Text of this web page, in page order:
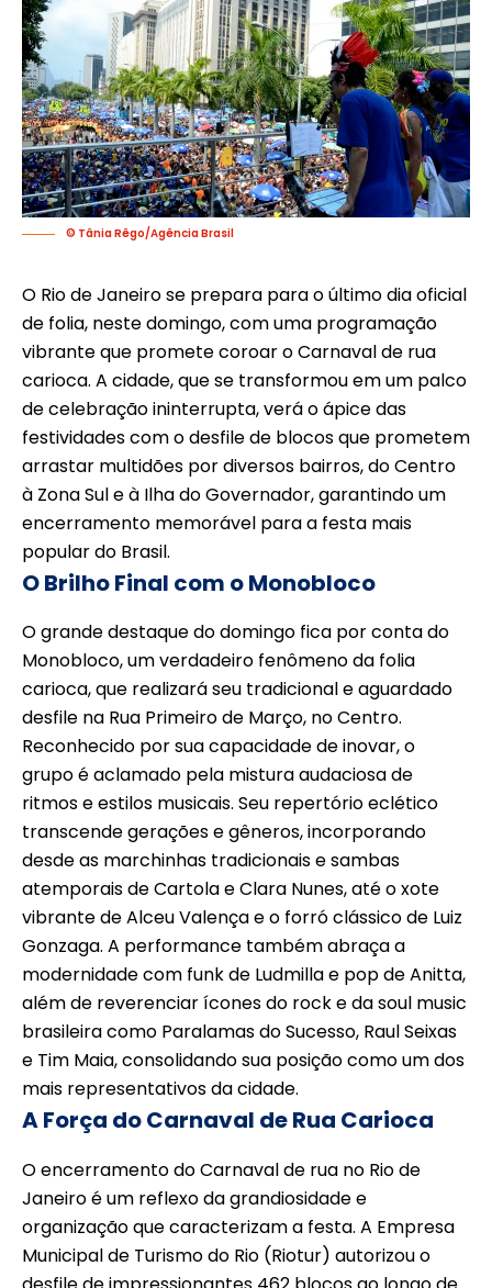
© Tânia Rêgo/Agência Brasil
O Rio de Janeiro se prepara para o último dia oficial
de folia, neste domingo, com uma programação
vibrante que promete coroar o Carnaval de rua
carioca. A cidade, que se transformou em um palco
de celebração ininterrupta, verá o ápice das
festividades com o desfile de blocos que prometem
arrastar multidões por diversos bairros, do Centro
à Zona Sul e à Ilha do Governador, garantindo um
encerramento memorável para a festa mais
popular do Brasil.
O Brilho Final com o Monobloco
O grande destaque do domingo fica por conta do
Monobloco, um verdadeiro fenômeno da folia
carioca, que realizará seu tradicional e aguardado
desfile na Rua Primeiro de Março, no Centro.
Reconhecido por sua capacidade de inovar, o
grupo é aclamado pela mistura audaciosa de
ritmos e estilos musicais. Seu repertório eclético
transcende gerações e gêneros, incorporando
desde as marchinhas tradicionais e sambas
atemporais de Cartola e Clara Nunes, até o xote
vibrante de Alceu Valença e o forró clássico de Luiz
Gonzaga. A performance também abraça a
modernidade com funk de Ludmilla e pop de Anitta,
além de reverenciar ícones do rock e da soul music
brasileira como Paralamas do Sucesso, Raul Seixas
e Tim Maia, consolidando sua posição como um dos
mais representativos da cidade.
A Força do Carnaval de Rua Carioca
O encerramento do Carnaval de rua no Rio de
Janeiro é um reflexo da grandiosidade e
organização que caracterizam a festa. A Empresa
Municipal de Turismo do Rio (Riotur) autorizou o